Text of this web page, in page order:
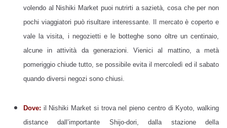
volendo al Nishiki Market puoi nutrirti a sazietà, cosa che per non
pochi viaggiatori può risultare interessante. Il mercato è coperto e
vale la visita, i negozietti e le botteghe sono oltre un centinaio,
alcune in attività da generazioni. Vienici al mattino, a metà
pomeriggio chiude tutto, se possibile evita il mercoledì ed il sabato
quando diversi negozi sono chiusi.
Dove: il Nishiki Market si trova nel pieno centro di Kyoto, walking
distance dall’importante Shijo-dori, dalla stazione della